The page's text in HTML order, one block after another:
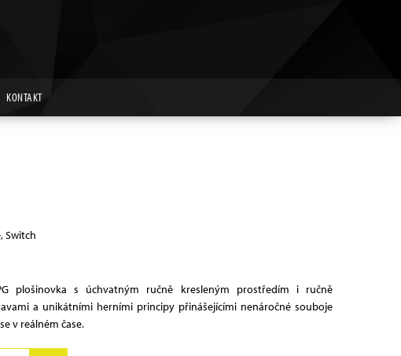
KONTAKT
Switch
plošinovka s úchvatným ručně kresleným prostředím i ručně
a unikátními herními principy přinášejícími nenáročné souboje
v reálném čase.